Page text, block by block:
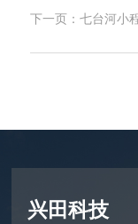
下一页：七台河小
兴田科技